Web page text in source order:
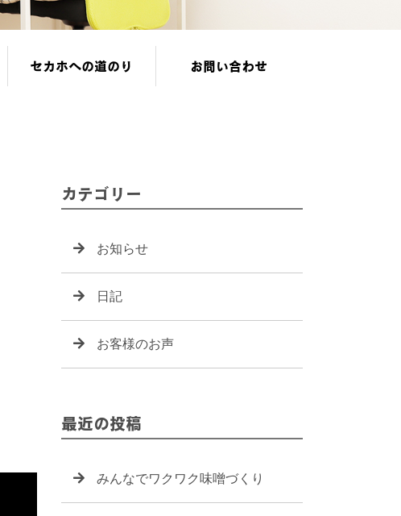
セカホへの道のり お問い合わせ
カテゴリー
お知らせ
日記
お客様のお声
最近の投稿
みんなでワクワク味噌づくり